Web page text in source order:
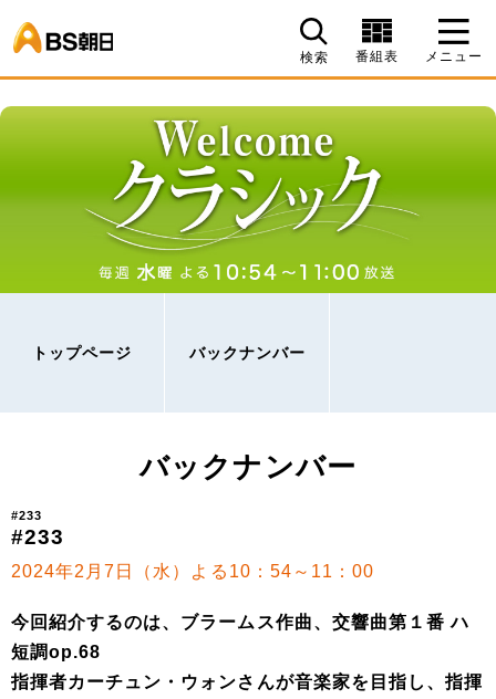
検索 番組表 メニュー
トップページ バックナンバー
バックナンバー
#233
#233
2024年2月7日（水）よる10：54～11：00
今回紹介するのは、ブラームス作曲、交響曲第１番 ハ
短調op.68
指揮者カーチュン・ウォンさんが音楽家を目指し、指揮